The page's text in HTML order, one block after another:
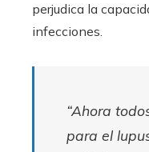
perjudica la
infecciones.
“Ahora
para el